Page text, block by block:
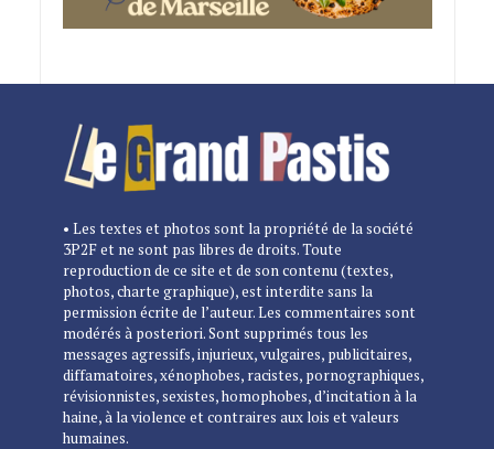
• Les textes et photos sont la propriété de la société
3P2F et ne sont pas libres de droits. Toute
reproduction de ce site et de son contenu (textes,
photos, charte graphique), est interdite sans la
permission écrite de l’auteur. Les commentaires sont
modérés à posteriori. Sont supprimés tous les
messages agressifs, injurieux, vulgaires, publicitaires,
diffamatoires, xénophobes, racistes, pornographiques,
révisionnistes, sexistes, homophobes, d’incitation à la
haine, à la violence et contraires aux lois et valeurs
humaines.